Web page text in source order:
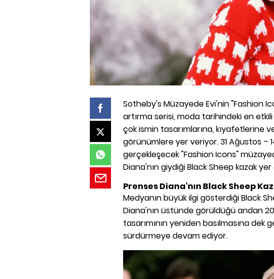
Sotheby's Müzayede Evi'nin "Fashion
artırma serisi, moda tarihindeki en
çok ismin tasarımlarına, kıyafetlerine
görünümlere yer veriyor. 31 Ağustos –
gerçekleşecek "Fashion Icons"
Diana'nın giydiği Black Sheep kazak yer
Prenses Diana'nın Black Sheep
Medyanın büyük ilgi gösterdiği Black
Diana'nın üstünde görüldüğü andan
tasarımının yeniden basılmasına dek
sürdürmeye devam ediyor.